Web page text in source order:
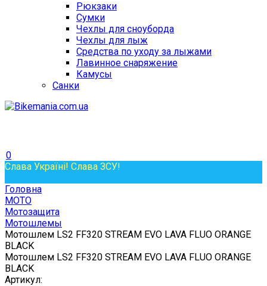
Рюкзаки
Сумки
Чехлы для сноуборда
Чехлы для лыж
Средства по уходу за лыжами
Лавинное снаряжение
Камусы
Санки
0
Слава Україні! Слава ЗСУ!
Головна
МОТО
Мотозащита
Мотошлемы
Мотошлем LS2 FF320 STREAM EVO LAVA FLUO ORANGE
BLACK
Мотошлем LS2 FF320 STREAM EVO LAVA FLUO ORANGE
BLACK
Артикул: